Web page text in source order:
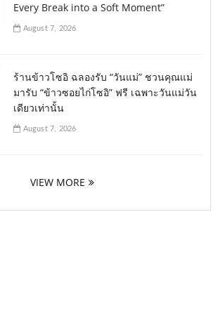
Every Break into a Soft Moment”
August 7, 2026
ร้านข้าวโซอิ ฉลองรับ “วันแม่” ชวนคุณแม่
มารับ “ข้าวซอยไก่โซอิ” ฟรี เฉพาะวันแม่วัน
เดียวเท่านั้น
August 7, 2026
VIEW MORE